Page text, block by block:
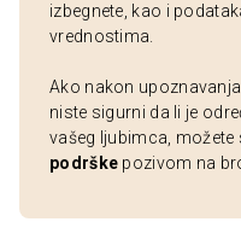
izbegnete, kao i
vrednostima.
Ako nakon
niste sigurni da li je
vašeg ljubimca, možete
podrške pozivom na